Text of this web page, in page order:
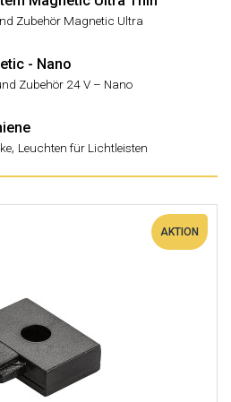
Zubehör Magnetic Ultra
- Nano
Zubehör 24 V – Nano
, Leuchten für Lichtleisten
AKTION